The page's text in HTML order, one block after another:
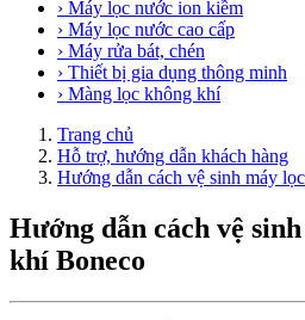
› Máy lọc nước ion kiềm
› Máy lọc nước cao cấp
› Máy rửa bát, chén
› Thiết bị gia dụng thông minh
› Màng lọc không khí
Trang chủ
Hỗ trợ, hướng dẫn khách hàng
Hướng dẫn cách vệ sinh máy
Hướng dẫn cách vệ
khí Boneco